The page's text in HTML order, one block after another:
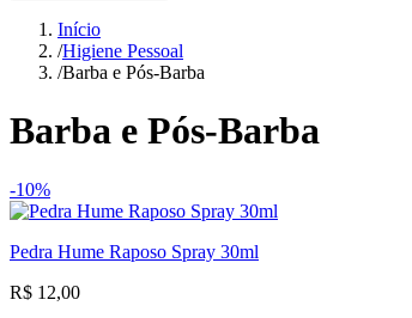
Início
/Higiene Pessoal
/Barba e Pós-Barba
Barba e Pós-Barba
-10%
Pedra Hume Raposo Spray 30ml
R$ 12,00